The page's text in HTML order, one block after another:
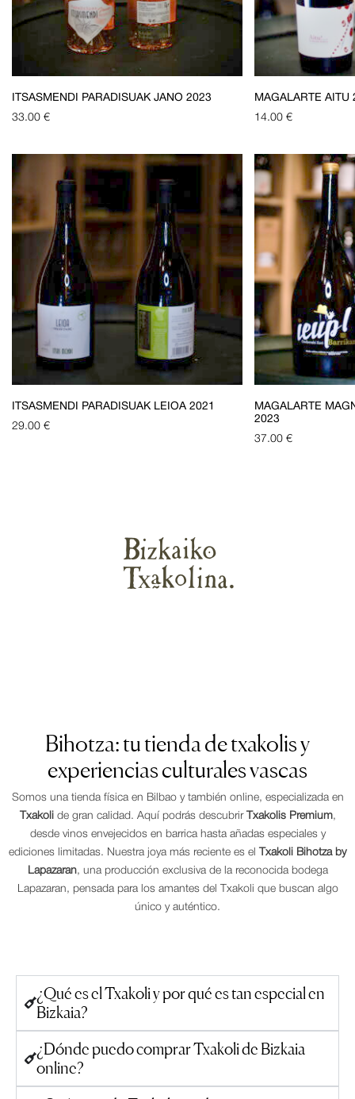
ITSASMENDI PARADISUAK JANO 2023
33.00 €
ITSASMENDI PARADISUAK LEIOA 2021
29.00 €
MAGALARTE AITU
14.00 €
MAGALARTE
2023
37.00 €
Bihotza: tu tienda de txakolis y
experiencias culturales vascas
Somos una tienda física en Bilbao y también online, especializada en
Txakolide gran calidad. Aquí podrás descubrir Txakolis Premium,
desde vinos envejecidos en barrica hasta añadas especiales y
ediciones limitadas. Nuestra joya más reciente es el
Txakoli Bihotza by
Lapazaran, una producción exclusiva de la reconocida bodega
Lapazaran, pensada para los amantes del Txakoli que buscan algo
único y auténtico.
¿Qué es el Txakoli y por qué es tan especial en
Bizkaia?
¿Dónde puedo comprar Txakoli de Bizkaia
online?